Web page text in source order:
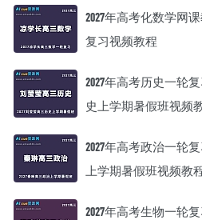
2027年高考化数学网
复习视频教程
2027年高考历史一轮
史上学期暑假班视频
2027年高考政治一轮
上学期暑假班视频教
2027年高考生物一轮